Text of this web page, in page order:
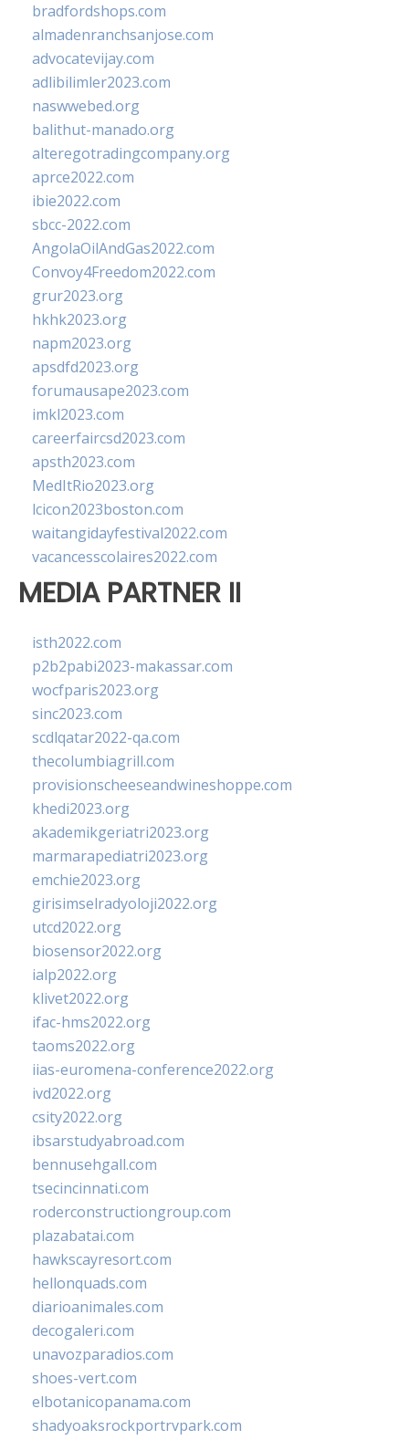
bradfordshops.com
almadenranchsanjose.com
advocatevijay.com
adlibilimler2023.com
naswwebed.org
balithut-manado.org
alteregotradingcompany.org
aprce2022.com
ibie2022.com
sbcc-2022.com
AngolaOilAndGas2022.com
Convoy4Freedom2022.com
grur2023.org
hkhk2023.org
napm2023.org
apsdfd2023.org
forumausape2023.com
imkl2023.com
careerfaircsd2023.com
apsth2023.com
MedItRio2023.org
lcicon2023boston.com
waitangidayfestival2022.com
vacancesscolaires2022.com
MEDIA PARTNER II
isth2022.com
p2b2pabi2023-makassar.com
wocfparis2023.org
sinc2023.com
scdlqatar2022-qa.com
thecolumbiagrill.com
provisionscheeseandwineshoppe.com
khedi2023.org
akademikgeriatri2023.org
marmarapediatri2023.org
emchie2023.org
girisimselradyoloji2022.org
utcd2022.org
biosensor2022.org
ialp2022.org
klivet2022.org
ifac-hms2022.org
taoms2022.org
iias-euromena-conference2022.org
ivd2022.org
csity2022.org
ibsarstudyabroad.com
bennusehgall.com
tsecincinnati.com
roderconstructiongroup.com
plazabatai.com
hawkscayresort.com
hellonquads.com
diarioanimales.com
decogaleri.com
unavozparadios.com
shoes-vert.com
elbotanicopanama.com
shadyoaksrockportrvpark.com